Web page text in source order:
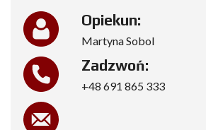
Opiekun:
Martyna Sobol
Zadzwoń:
+48 691 865 333